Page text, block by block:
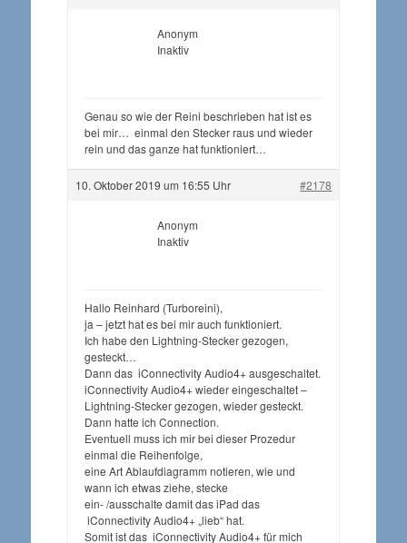
Anonym
Inaktiv
Genau so wie der Reini beschrieben hat ist es
bei mir… einmal den Stecker raus und wieder
rein und das ganze hat funktioniert…
10. Oktober 2019 um 16:55 Uhr #2178
Anonym
Inaktiv
Hallo Reinhard (Turboreini),
ja – jetzt hat es bei mir auch funktioniert.
Ich habe den Lightning-Stecker gezogen,
gesteckt…
Dann das iConnectivity Audio4+ ausgeschaltet.
iConnectivity Audio4+ wieder eingeschaltet –
Lightning-Stecker gezogen, wieder gesteckt.
Dann hatte ich Connection.
Eventuell muss ich mir bei dieser Prozedur
einmal die Reihenfolge,
eine Art Ablaufdiagramm notieren, wie und
wann ich etwas ziehe, stecke
ein- /ausschalte damit das iPad das
iConnectivity Audio4+ „lieb“ hat.
Somit ist das iConnectivity Audio4+ für mich